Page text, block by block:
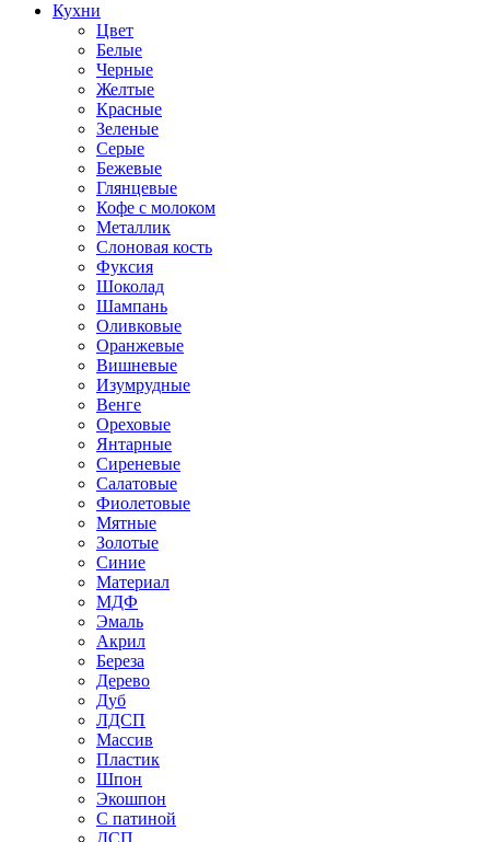
Кухни
Цвет
Белые
Черные
Желтые
Красные
Зеленые
Серые
Бежевые
Глянцевые
Кофе с молоком
Металлик
Слоновая кость
Фуксия
Шоколад
Шампань
Оливковые
Оранжевые
Вишневые
Изумрудные
Венге
Ореховые
Янтарные
Сиреневые
Салатовые
Фиолетовые
Мятные
Золотые
Синие
Материал
МДФ
Эмаль
Акрил
Береза
Дерево
Дуб
ЛДСП
Массив
Пластик
Шпон
Экошпон
С патиной
ДСП